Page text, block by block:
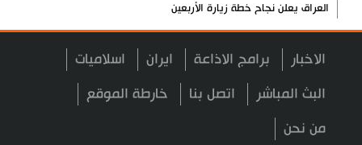
العراق يعلن نجاح خطة زيارة الأربعين
رضائي: إيران جاهزة للدفاع عن سيادتها
رئيس بلدية طهران يلتقي مع متولي العتبة الحسينية ومحافظ كربلاء
تقرير مصور.. مراسم عزاء الأربعين بجوار مكان استشهاد الإمام
فريق طبي إيراني ينقذ حياة طفل عراقي بأعجوبة+ فيديو
الاخبار برامج الاذاعة ايران اسلاميات
البث المباشر اتصل بنا خارطة الموقع
من نحن